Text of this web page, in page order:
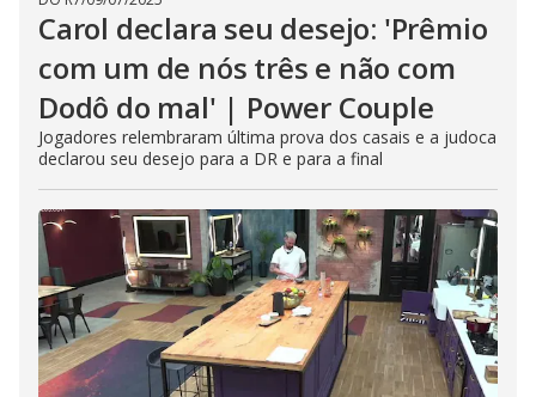
Carol declara seu desejo: 'Prêmio
com um de nós três e não com
Dodô do mal' | Power Couple
Jogadores relembraram última prova dos casais e a judoca
declarou seu desejo para a DR e para a final